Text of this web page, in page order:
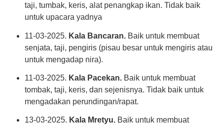
taji, tumbak, keris, alat penangkap ikan. Tidak baik
untuk upacara yadnya
11-03-2025. Kala Bancaran. Baik untuk membuat
senjata, taji, pengiris (pisau besar untuk mengiris atau
untuk mengadap nira).
11-03-2025. Kala Pacekan. Baik untuk membuat
tombak, taji, keris, dan sejenisnya. Tidak baik untuk
mengadakan perundingan/rapat.
13-03-2025. Kala Mretyu. Baik untuk membuat